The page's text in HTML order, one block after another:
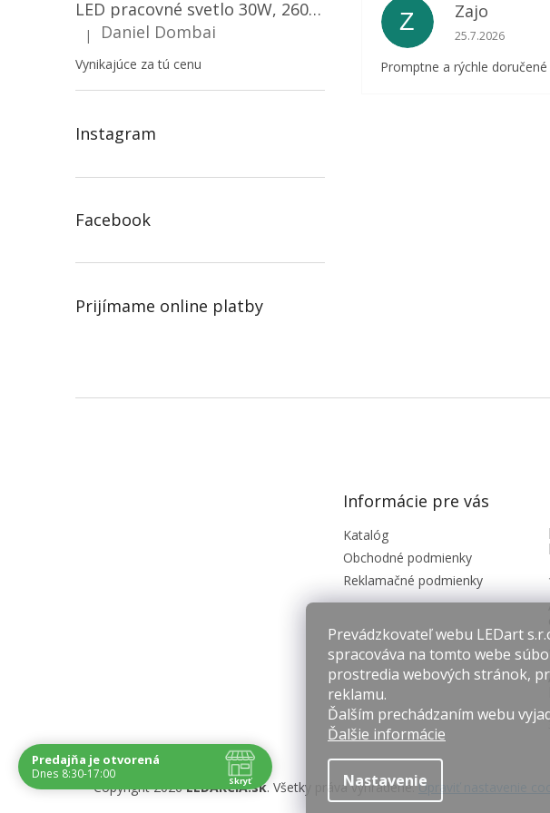
Prevádzkovateľ webu LEDart
spracováva na tomto webe
prostredia webových stránok,
reklamu.
Ďalším prechádzaním webu
Ďalšie informácie
Nastavenie
LED pracovné svetlo 30W, 2600LM, 12V/24V, IP67/2-PACK! [LB0087]
Hodnotenie produktu je 5 z 5 hviezdičiek.
| Daniel Dombai
Vynikajúce za tú cenu
Instagram
Facebook
Prijímame online platby
Z Zajo
Hodnotenie
25.7.2026
Promptne a rýchle doručené
Informácie pre vás
Katalóg
Obchodné podmienky
Reklamačné podmienky
Copyright 2026LEDAKCIA.sk. Všetky práva vyhradené.Upraviť nastavenie
Predajňa je otvorená
Dnes 8:30-17:00
Skryť
Navštívte nás osobne